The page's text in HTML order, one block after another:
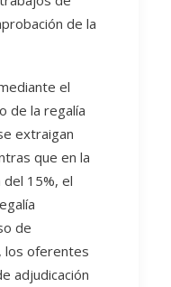
de la
el
de la regalía
extraigan
que en la
15%, el
de
los oferentes
adjudicación